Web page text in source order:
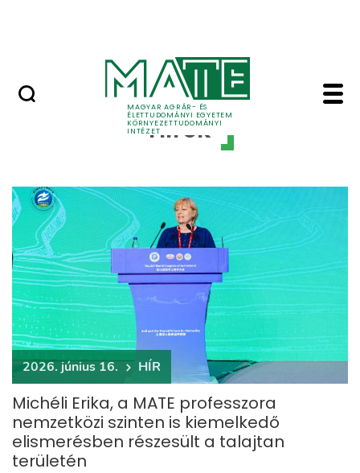
MAGYAR AGRÁR- ÉS
ÉLETTUDOMÁNYI EGYETEM
KÖRNYEZETTUDOMÁNYI
INTÉZET
HÍREK (KÖTI ) -
Hírek
2026. június 16. HÍR
Michéli Erika, a MATE professzora
nemzetközi szinten is kiemelkedő
elismerésben részesült a talajtan
területén